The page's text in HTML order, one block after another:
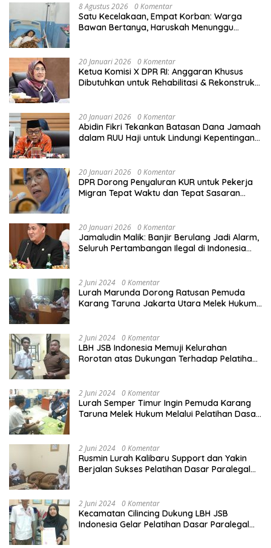
8 Agustus 2026 0 Komentar
Satu Kecelakaan, Empat Korban: Warga
Bawan Bertanya, Haruskah Menunggu
20 Januari 2026 0 Komentar
Ketua Komisi X DPR RI: Anggaran Khusus
Dibutuhkan untuk Rehabilitasi & Rekonstruksi
20 Januari 2026 0 Komentar
Abidin Fikri Tekankan Batasan Dana Jamaah
dalam RUU Haji untuk Lindungi Kepentingan
20 Januari 2026 0 Komentar
DPR Dorong Penyaluran KUR untuk Pekerja
Migran Tepat Waktu dan Tepat Sasaran
20 Januari 2026 0 Komentar
Jamaludin Malik: Banjir Berulang Jadi Alarm,
Seluruh Pertambangan Ilegal di Indonesia
2 Juni 2024 0 Komentar
Lurah Marunda Dorong Ratusan Pemuda
Karang Taruna Jakarta Utara Melek Hukum
2 Juni 2024 0 Komentar
LBH JSB Indonesia Memuji Kelurahan
Rorotan atas Dukungan Terhadap Pelatihan
2 Juni 2024 0 Komentar
Lurah Semper Timur Ingin Pemuda Karang
Taruna Melek Hukum Melalui Pelatihan Dasar
2 Juni 2024 0 Komentar
Rusmin Lurah Kalibaru Support dan Yakin
Berjalan Sukses Pelatihan Dasar Paralegal
2 Juni 2024 0 Komentar
Kecamatan Cilincing Dukung LBH JSB
Indonesia Gelar Pelatihan Dasar Paralegal